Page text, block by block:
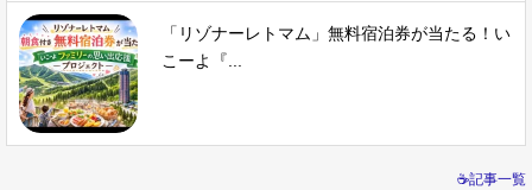
「リゾナーレトマム」無料宿泊券が当たる！い
こーよ『...
☕記事一覧